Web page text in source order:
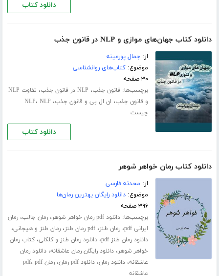
دانلود کتاب
دانلود کتاب جهان‌های موازی و NLP در قانون جذب
از:جمال پورمینه
موضوع:کتاب‌های روانشناسی
۳۰ صفحه
برچسب‌ها: قانون جذب، NLP در قانون جذب ،
تفاوت NLP
و قانون جذب، ان ال پی و قانون جذب، NLP، NLP
چیست
دانلود کتاب
دانلود کتاب رمان خواهر شوهر
از: محدثه فارسی
موضوع:دانلود رایگان بهترین رمان‌ها
۳۹۶ صفحه
برچسب‌ها:دانلود pdf رمان خواهر شوهر ،رمان جالب،رمان
ایرانی pdf
،رمان طنز،pdf رمان طنز ،رمان طنز و هیجانی،
دانلود رمان طنز pdf ،دانلود رمان طنز و کلکلی،کتاب رمان
خواهر شوهر،دانلود رایگان رمان عاشقانه،دانلود رمان
عاشقانه،دانلود رمان،دانلود pdf رمان ،رمان pdf ، pdf
عاشقانه